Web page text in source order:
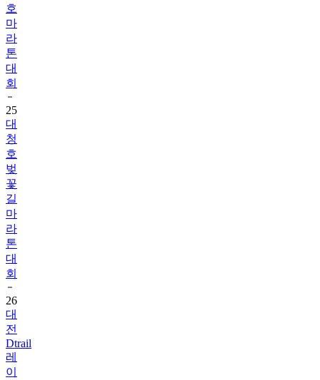
호
마
라
톤
대
회
25
대
청
호
벚
꽃
길
마
라
톤
대
회
26
대
전
Dtrail
레
이